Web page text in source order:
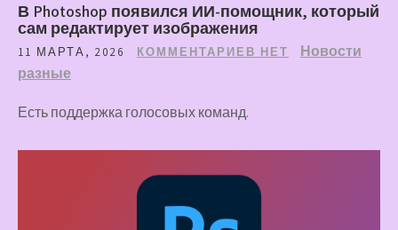
В Photoshop появился ИИ-помощник, который
сам редактирует изображения
11 МАРТА, 2026 КОММЕНТАРИЕВ НЕТ
Новости
разные
Есть поддержка голосовых команд.